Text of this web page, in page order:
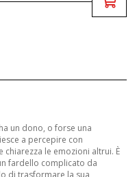
un dono, o forse una
a percepire con
chiarezza le emozioni altrui. È
fardello complicato da
di trasformare la sua